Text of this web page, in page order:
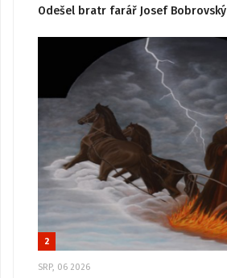
Odešel bratr farář Josef Bobrovský
2
SRP, 06 2026